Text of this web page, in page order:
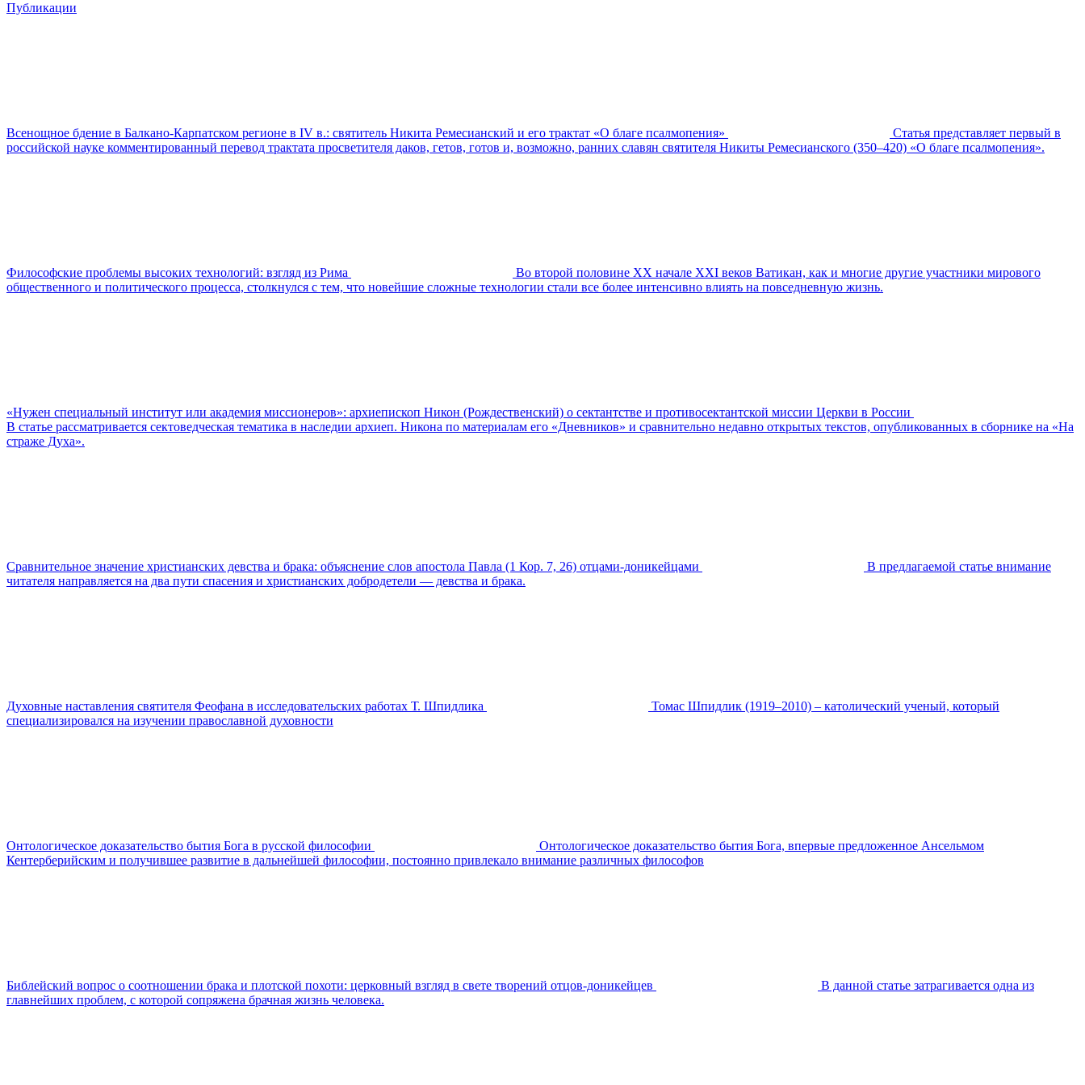
Публикации
Всенощное бдение в Балкано-Карпатском регионе в IV в.: святитель Никита Ремесианский и его трактат «О благе псалмопения»
Статья представляет первый в
российской науке комментированный перевод трактата просветителя даков, гетов, готов и, возможно, ранних славян святителя Никиты Ремесианского (350–420) «О благе псалмопения».
Философские проблемы высоких технологий: взгляд из Рима
Во второй половине XX начале XXI веков Ватикан, как и многие другие участники мирового
общественного и политического процесса, столкнулся с тем, что новейшие сложные технологии стали все более интенсивно влиять на повседневную жизнь.
«Нужен специальный институт или академия миссионеров»: архиепископ Никон (Рождественский) о сектантстве и противосектантской миссии Церкви в России
В статье рассматривается сектоведческая тематика в наследии архиеп. Никона по материалам его «Дневников» и сравнительно недавно открытых текстов, опубликованных в сборнике на «На
страже Духа».
Сравнительное значение христианских девства и брака: объяснение слов апостола Павла (1 Кор. 7, 26) отцами-доникейцами
В предлагаемой статье внимание
читателя направляется на два пути спасения и христианских добродетели — девства и брака.
Духовные наставления святителя Феофана в исследовательских работах Т. Шпидлика
Томас Шпидлик (1919–2010) – католический ученый, который
специализировался на изучении православной духовности
Онтологическое доказательство бытия Бога в русской философии
Онтологическое доказательство бытия Бога, впервые предложенное Ансельмом
Кентерберийским и получившее развитие в дальнейшей философии, постоянно привлекало внимание различных философов
Библейский вопрос о соотношении брака и плотской похоти: церковный взгляд в свете творений отцов-доникейцев
В данной статье затрагивается одна из
главнейших проблем, с которой сопряжена брачная жизнь человека.